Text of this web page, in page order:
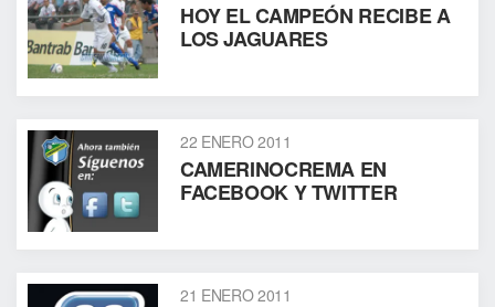
HOY EL CAMPEÓN RECIBE A
LOS JAGUARES
22 ENERO 2011
CAMERINOCREMA EN
FACEBOOK Y TWITTER
21 ENERO 2011